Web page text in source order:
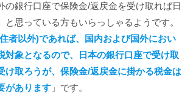
の銀行口座で保険金/返戻金を受け取れば日
思っている方もいらっしゃるようです。
者以外)であれば、国内および国外におい
対象となるので、日本の銀行口座で受け取
け取ろうが、保険金/返戻金に掛かる税金は
があります 」です。